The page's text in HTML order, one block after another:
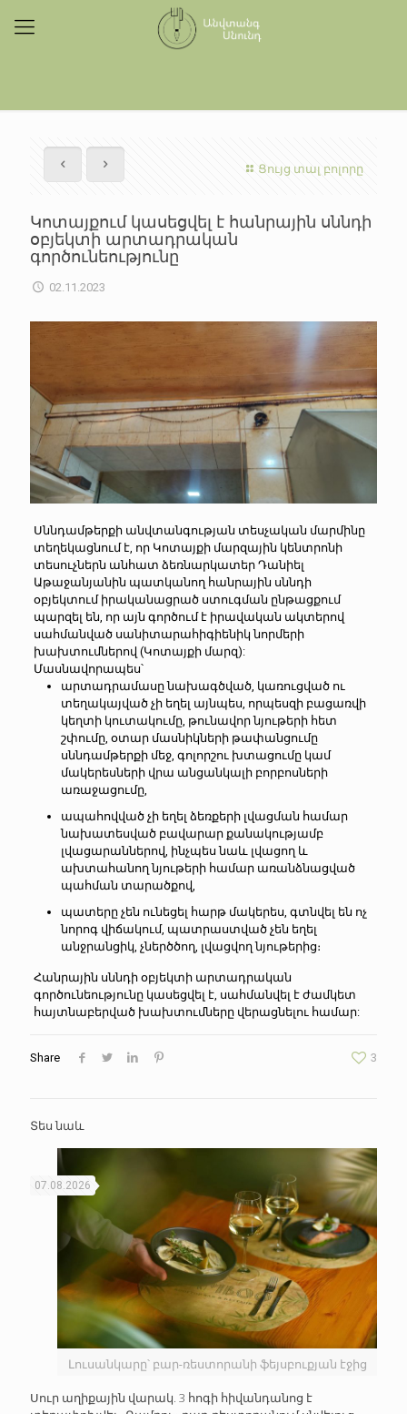
Ցույց տալ բոլորը
Կոտայքում կասեցվել է հանրային սննդի
օբյեկտի արտադրական
գործունեությունը
02.11.2023
Սննդամթերքի անվտանգության տեսչական մարմինը
տեղեկացնում է, որ Կոտայքի մարզային կենտրոնի
տեսուչներն անհատ ձեռնարկատեր Դանիել
Աթաջանյանին պատկանող հանրային սննդի
օբյեկտում իրականացրած ստուգման ընթացքում
պարզել են, որ այն գործում է իրավական ակտերով
սահմանված սանիտարահիգիենիկ նորմերի
խախտումներով (Կոտայքի մարզ):
Մասնավորապես՝
արտադրամասը նախագծված, կառուցված ու
տեղակայված չի եղել այնպես, որպեսզի բացառվի
կեղտի կուտակումը, թունավոր նյութերի հետ
շփումը, օտար մասնիկների թափանցումը
սննդամթերքի մեջ, գոլորշու խտացումը կամ
մակերեսների վրա անցանկալի բորբոսների
առաջացումը,
ապահովված չի եղել ձեռքերի լվացման համար
նախատեսված բավարար քանակությամբ
լվացարաններով, ինչպես նաև լվացող և
ախտահանող նյութերի համար առանձնացված
պահման տարածքով,
պատերը չեն ունեցել հարթ մակերես, գտնվել են ոչ
նորոգ վիճակում, պատրաստված չեն եղել
անջրանցիկ, չներծծող, լվացվող նյութերից։
Հանրային սննդի օբյեկտի արտադրական
գործունեությունը կասեցվել է, սահմանվել է ժամկետ
հայտնաբերված խախտումները վերացնելու համար:
Share 3
Տես նաև
Լուսանկարը՝ բար-ռեստորանի ֆեյսբուքյան էջից
07.08.2026
Սուր աղիքային վարակ. 3 հոգի հիվանդանոց է